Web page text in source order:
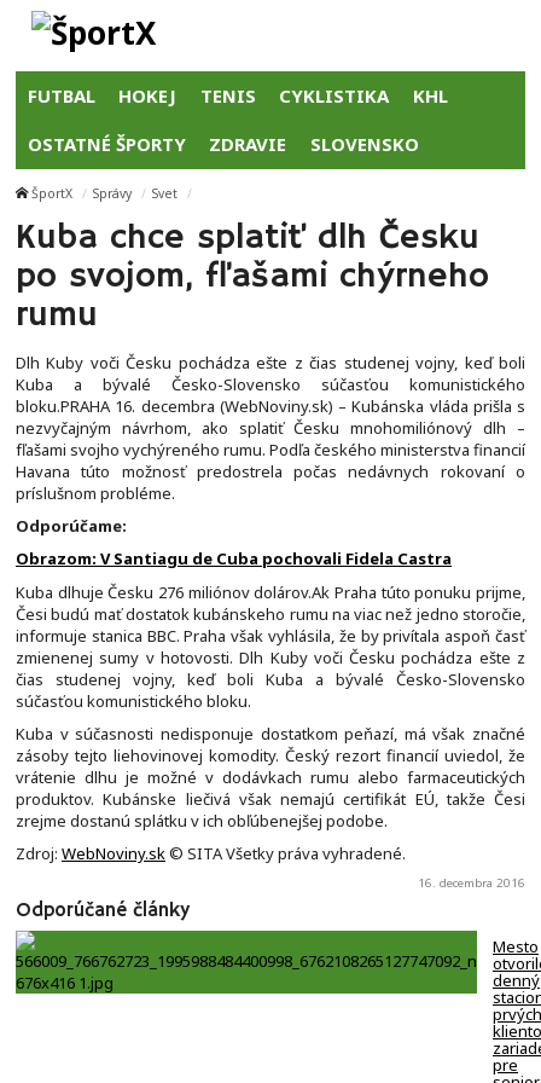
FUTBAL HOKEJ TENIS CYKLISTIKA KHL
OSTATNÉ ŠPORTY ZDRAVIE SLOVENSKO
ŠportX Správy Svet
Kuba chce splatiť dlh Česku
po svojom, fľašami chýrneho
rumu
Dlh Kuby voči Česku pochádza ešte z čias studenej vojny, keď boli
Kuba a bývalé Česko-Slovensko súčasťou komunistického
bloku.PRAHA 16. decembra (WebNoviny.sk) – Kubánska vláda prišla s
nezvyčajným návrhom, ako splatiť Česku mnohomiliónový dlh –
fľašami svojho vychýreného rumu. Podľa českého ministerstva financií
Havana túto možnosť predostrela počas nedávnych rokovaní o
príslušnom probléme.
Odporúčame:
Obrazom: V Santiagu de Cuba pochovali Fidela Castra
Kuba dlhuje Česku 276 miliónov dolárov.Ak Praha túto ponuku prijme,
Česi budú mať dostatok kubánskeho rumu na viac než jedno storočie,
informuje stanica BBC. Praha však vyhlásila, že by privítala aspoň časť
zmienenej sumy v hotovosti. Dlh Kuby voči Česku pochádza ešte z
čias studenej vojny, keď boli Kuba a bývalé Česko-Slovensko
súčasťou komunistického bloku.
Kuba v súčasnosti nedisponuje dostatkom peňazí, má však značné
zásoby tejto liehovinovej komodity. Český rezort financií uviedol, že
vrátenie dlhu je možné v dodávkach rumu alebo farmaceutických
produktov. Kubánske liečivá však nemajú certifikát EÚ, takže Česi
zrejme dostanú splátku v ich obľúbenejšej podobe.
Zdroj: WebNoviny.sk© SITA Všetky práva vyhradené.
16. decembra 2016
Odporúčané články
Mesto
denný
prvých
pre